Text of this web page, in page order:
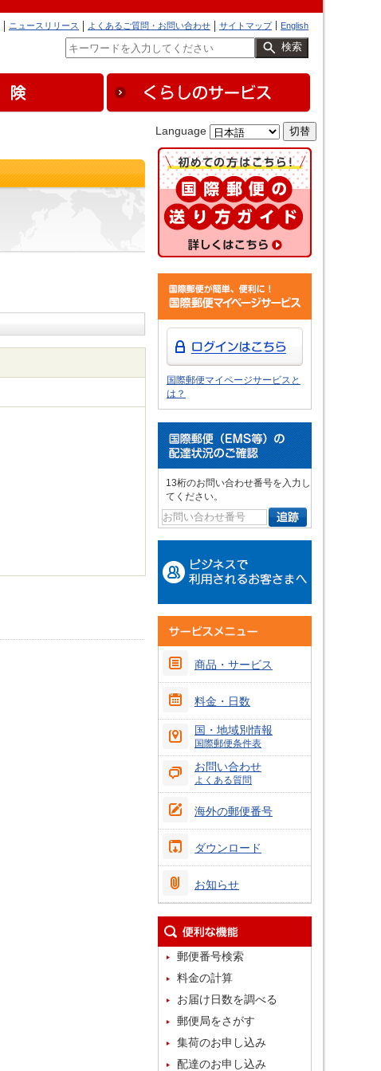
English
サイトマップ
よくあるご質問・お問い合わせ
ニュースリリース
検索
Language
国際郵便マイページサービスと
は？
13桁のお問い合わせ番号を入力し
てください。
商品・サービス
料金・日数
国・地域別情報
国際郵便条件表
お問い合わせ
よくある質問
海外の郵便番号
ダウンロード
お知らせ
郵便番号検索
料金の計算
お届け日数を調べる
郵便局をさがす
集荷のお申し込み
配達のお申し込み